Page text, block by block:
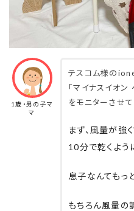
1歳・男の子マ
マ
テスコム様の
「マイナスイオ
をモニターさせ
まず、風量が強
10分で乾くよう
息子なんてもっ
もちろん風量の